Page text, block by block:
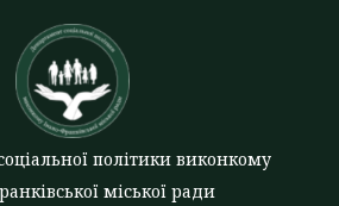
політики виконкому
міської ради